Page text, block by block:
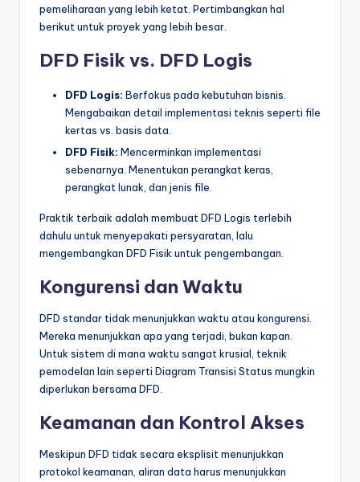
pemeliharaan yang lebih ketat. Pertimbangkan hal
berikut untuk proyek yang lebih besar.
DFD Fisik vs. DFD Logis
DFD Logis: Berfokus pada kebutuhan bisnis.
Mengabaikan detail implementasi teknis seperti file
kertas vs. basis data.
DFD Fisik: Mencerminkan implementasi
sebenarnya. Menentukan perangkat keras,
perangkat lunak, dan jenis file.
Praktik terbaik adalah membuat DFD Logis terlebih
dahulu untuk menyepakati persyaratan, lalu
mengembangkan DFD Fisik untuk pengembangan.
Kongurensi dan Waktu
DFD standar tidak menunjukkan waktu atau kongurensi.
Mereka menunjukkan apa yang terjadi, bukan kapan.
Untuk sistem di mana waktu sangat krusial, teknik
pemodelan lain seperti Diagram Transisi Status mungkin
diperlukan bersama DFD.
Keamanan dan Kontrol Akses
Meskipun DFD tidak secara eksplisit menunjukkan
protokol keamanan, aliran data harus menunjukkan